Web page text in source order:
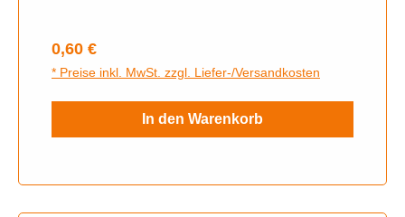
Regulärer Preis:
0,60 €
* Preise inkl. MwSt. zzgl. Liefer-/Versandkosten
In den Warenkorb